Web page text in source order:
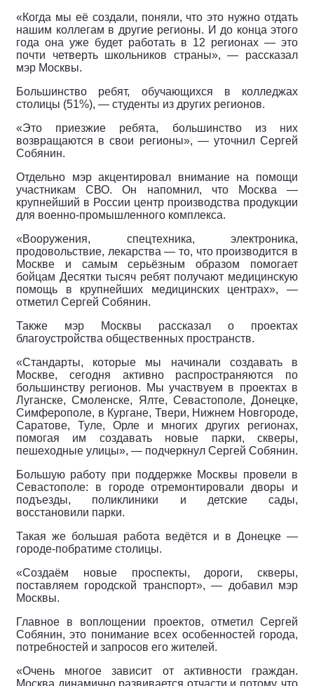
«Когда мы её создали, поняли, что это нужно отдать
нашим коллегам в другие регионы. И до конца этого
года она уже будет работать в 12 регионах — это
почти четверть школьников страны», — рассказал
мэр Москвы.
Большинство ребят, обучающихся в колледжах
столицы (51%), — студенты из других регионов.
«Это приезжие ребята, большинство из них
возвращаются в свои регионы», — уточнил Сергей
Собянин.
Отдельно мэр акцентировал внимание на помощи
участникам СВО. Он напомнил, что Москва —
крупнейший в России центр производства продукции
для военно‑промышленного комплекса.
«Вооружения, спецтехника, электроника,
продовольствие, лекарства — то, что производится в
Москве и самым серьёзным образом помогает
бойцам Десятки тысяч ребят получают медицинскую
помощь в крупнейших медицинских центрах», —
отметил Сергей Собянин.
Также мэр Москвы рассказал о проектах
благоустройства общественных пространств.
«Стандарты, которые мы начинали создавать в
Москве, сегодня активно распространяются по
большинству регионов. Мы участвуем в проектах в
Луганске, Смоленске, Ялте, Севастополе, Донецке,
Симферополе, в Кургане, Твери, Нижнем Новгороде,
Саратове, Туле, Орле и многих других регионах,
помогая им создавать новые парки, скверы,
пешеходные улицы», — подчеркнул Сергей Собянин.
Большую работу при поддержке Москвы провели в
Севастополе: в городе отремонтировали дворы и
подъезды, поликлиники и детские сады,
восстановили парки.
Такая же большая работа ведётся и в Донецке —
городе-побратиме столицы.
«Создаём новые проспекты, дороги, скверы,
поставляем городской транспорт», — добавил мэр
Москвы.
Главное в воплощении проектов, отметил Сергей
Собянин, это понимание всех особенностей города,
потребностей и запросов его жителей.
«Очень многое зависит от активности граждан.
Москва динамично развивается отчасти и потому, что